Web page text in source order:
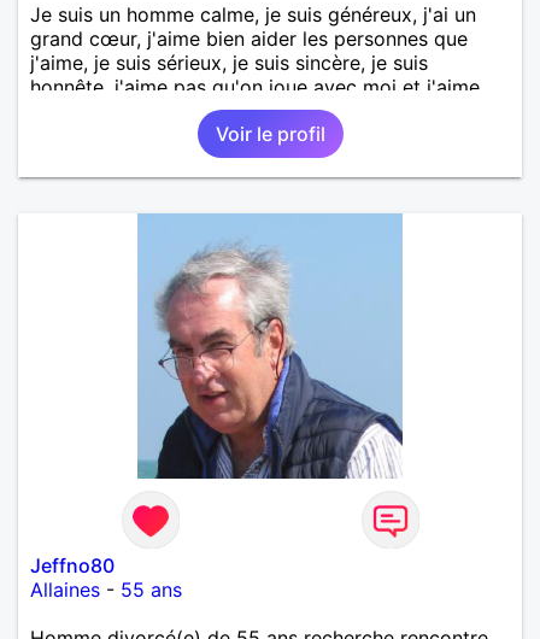
Je suis un homme calme, je suis généreux, j'ai un
grand cœur, j'aime bien aider les personnes que
j'aime, je suis sérieux, je suis sincère, je suis
honnête, j'aime pas qu'on joue avec moi et j'aime
pas les mensonges. Je cherche une relation
amoureuse et sérieuse.Voir le profil
Jeffno80
Allaines - 55 ans